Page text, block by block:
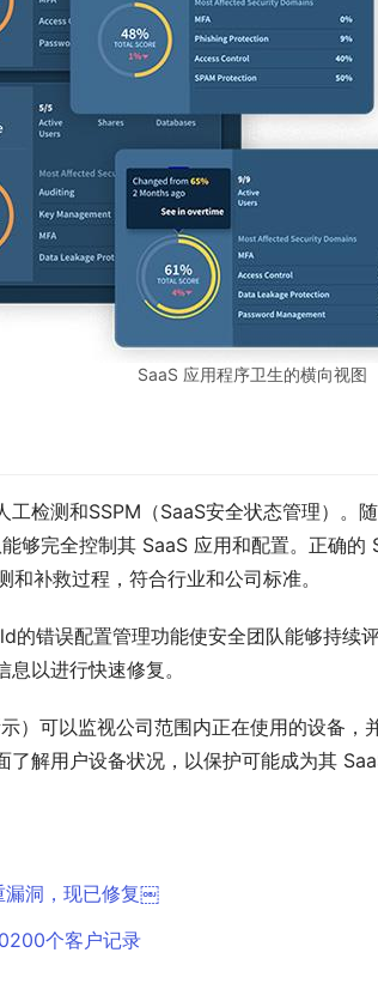
SaaS 应用程序卫生的横向视图
检测和SSPM（SaaS安全状态管理）。
够完全控制其 SaaS 应用和配置。正确的
补救过程，符合行业和公司标准。
错误配置管理功能使安全团队能够持续
以进行快速修复。
）可以监视公司范围内正在使用的设备，
解用户设备状况，以保护可能成为其
漏洞，现已修复￼
个客户记录